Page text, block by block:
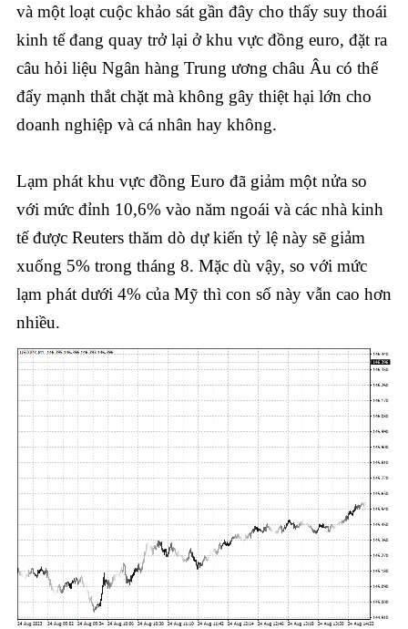
và một loạt cuộc khảo sát gần đây cho thấy suy thoái
kinh tế đang quay trở lại ở khu vực đồng euro, đặt ra
câu hỏi liệu Ngân hàng Trung ương châu Âu có thể
đẩy mạnh thắt chặt mà không gây thiệt hại lớn cho
doanh nghiệp và cá nhân hay không.
Lạm phát khu vực đồng Euro đã giảm một nửa so
với mức đỉnh 10,6% vào năm ngoái và các nhà kinh
tế được Reuters thăm dò dự kiến tỷ lệ này sẽ giảm
xuống 5% trong tháng 8. Mặc dù vậy, so với mức
lạm phát dưới 4% của Mỹ thì con số này vẫn cao hơn
nhiều.